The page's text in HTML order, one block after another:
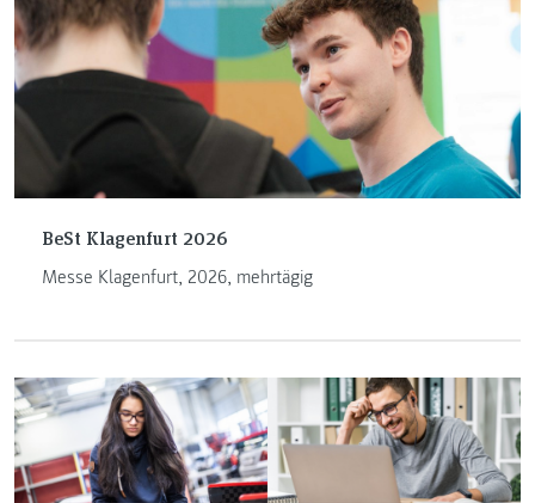
BeSt Klagenfurt 2026
Messe Klagenfurt, 2026, mehrtägig